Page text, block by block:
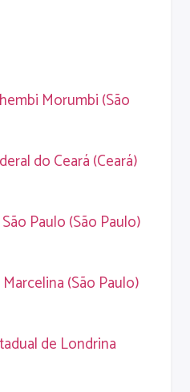
Morumbi (São
do Ceará (Ceará)
Paulo (São Paulo)
(São Paulo)
de Londrina